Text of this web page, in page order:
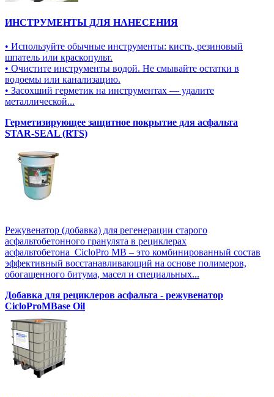
ИНСТРУМЕНТЫ ДЛЯ НАНЕСЕНИЯ
• Используйте обычные инструменты: кисть, резиновый
шпатель или краскопульт.
• Очистите инструменты водой. Не смывайте остатки в
водоемы или канализацию.
• Засохший герметик на инструментах — удалите
металлической...
Герметизирующее защитное покрытие для асфальта
STAR-SEAL (RTS)
Режувенатор (добавка) для регенерации старого
асфальтобетонного гранулята в рециклерах
асфальтобетона CicloPro MB – это комбинированный состав
эффективный восстанавливающий на основе полимеров,
обогащенного битума, масел и специальных...
Добавка для рециклеров асфальта - режувенатор
CicloProMBase Oil